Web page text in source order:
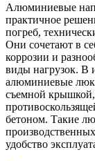
Алюминиевые
практичное
погреб,
Они сочетают в
коррозии и
виды нагрузок. В
алюминиевые
съемной крышкой,
бетоном. Такие
удобство